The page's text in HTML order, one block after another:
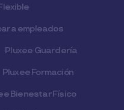
empleados
Pluxee Guardería
Pluxee Formación
Bienestar Físico